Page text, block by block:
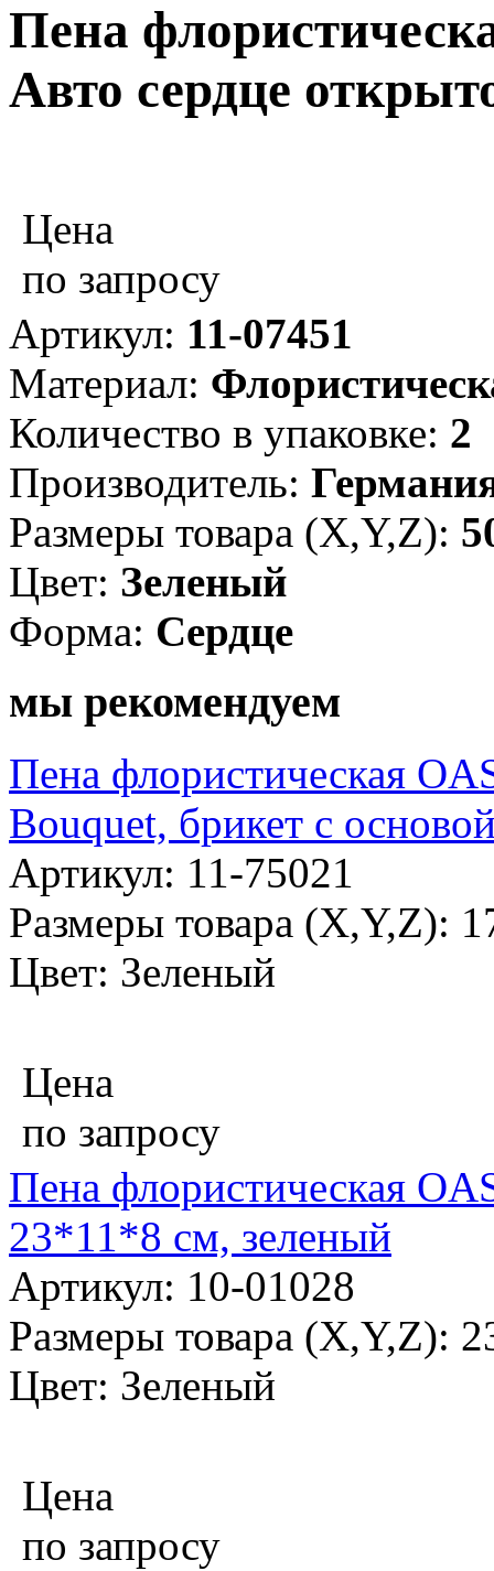
Пена
Авто сердце
Цена
по запросу
Артикул: 11-07451
Материал:
Количество в упаковке: 2
Производитель:
Размеры товара (X,Y,Z):
Цвет: Зеленый
Форма: Сердце
мы рекомендуем
Пена флористическая
Bouquet, брикет с
Артикул: 11-75021
Размеры товара (X,Y,Z):
Цвет: Зеленый
Цена
по запросу
Пена флористическая
23*11*8 см, зеленый
Артикул: 10-01028
Размеры товара (X,Y,Z):
Цвет: Зеленый
Цена
по запросу